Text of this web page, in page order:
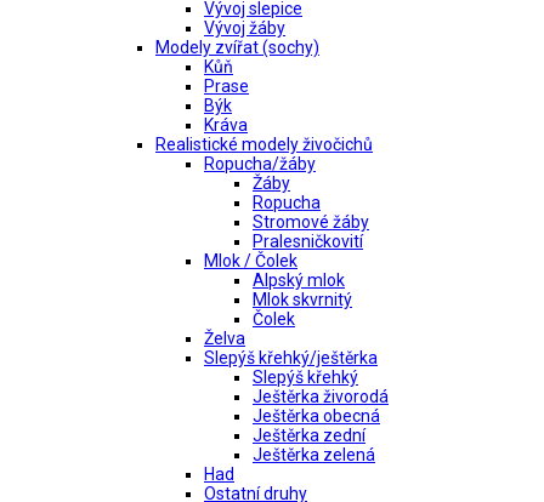
Vývoj slepice
Vývoj žáby
Modely zvířat (sochy)
Kůň
Prase
Býk
Kráva
Realistické modely živočichů
Ropucha/žáby
Žáby
Ropucha
Stromové žáby
Pralesničkovití
Mlok / Čolek
Alpský mlok
Mlok skvrnitý
Čolek
Želva
Slepýš křehký/ještěrka
Slepýš křehký
Ještěrka živorodá
Ještěrka obecná
Ještěrka zední
Ještěrka zelená
Had
Ostatní druhy